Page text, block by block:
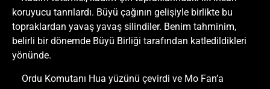
koruyucu tanrılardı. Büyü çağının gelişiyle birlikte bu
topraklardan yavaş yavaş silindiler. Benim tahminim,
belirli bir dönemde Büyü Birliği tarafından katledildikleri
yönünde.
Ordu Komutanı Hua yüzünü çevirdi ve Mo Fan’a